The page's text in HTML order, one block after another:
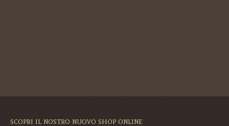
SCOPRI IL NOSTRO NUOVO SHOP ONLINE